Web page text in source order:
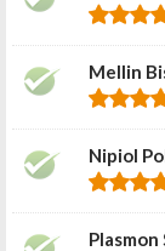
Mellin
Nipiol
Plasmon